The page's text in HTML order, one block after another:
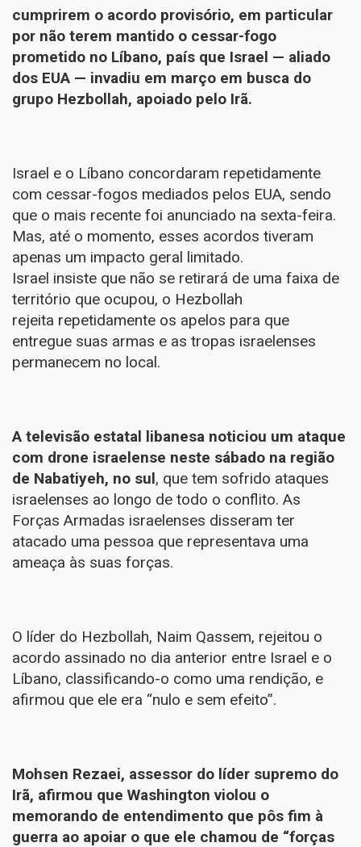
cumprirem o acordo provisório, em particular
por não terem mantido o cessar-fogo
prometido no Líbano, país que Israel — aliado
dos EUA — invadiu em março em busca do
grupo Hezbollah, apoiado pelo Irã.
Israel e o Líbano concordaram repetidamente
com cessar-fogos mediados pelos EUA, sendo
que o mais recente foi anunciado na sexta-feira.
Mas, até o momento, esses acordos tiveram
apenas um impacto geral limitado.
Israel insiste que não se retirará de uma faixa de
território que ocupou, o Hezbollah
rejeita repetidamente os apelos para que
entregue suas armas e as tropas israelenses
permanecem no local.
A televisão estatal libanesa noticiou um ataque
com drone israelense neste sábado na região
de Nabatiyeh, no sul, que tem sofrido ataques
israelenses ao longo de todo o conflito. As
Forças Armadas israelenses disseram ter
atacado uma pessoa que representava uma
ameaça às suas forças.
O líder do Hezbollah, Naim Qassem, rejeitou o
acordo assinado no dia anterior entre Israel e o
Líbano, classificando-o como uma rendição, e
afirmou que ele era “nulo e sem efeito”.
Mohsen Rezaei, assessor do líder supremo do
Irã, afirmou que Washington violou o
memorando de entendimento que pôs fim à
guerra ao apoiar o que ele chamou de “forças